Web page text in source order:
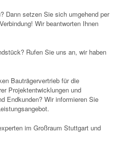
Dann setzen Sie sich umgehend per
Wir beantworten Ihnen
Rufen Sie uns an, wir haben
Bauträgervertrieb für die
Projektentwicklungen und
Endkunden? Wir informieren Sie
im Großraum Stuttgart und